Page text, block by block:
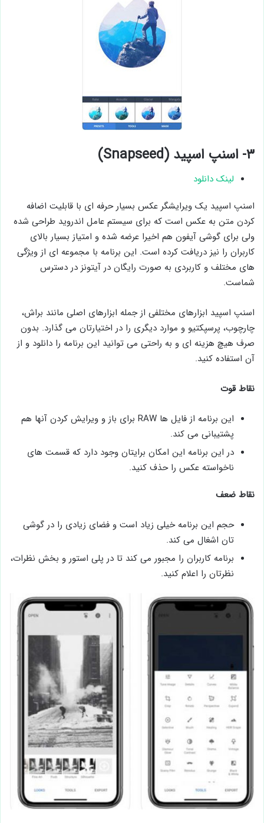
۳- اسنپ اسپید (Snapseed)
لینک دانلود
اسنپ اسپید یک ویرایشگر عکس بسیار حرفه ای با قابلیت اضافه
کردن متن به عکس است که برای سیستم عامل اندروید طراحی شده
ولی برای گوشی آیفون هم اخیرا عرضه شده و امتیاز بسیار بالای
کاربران را نیز دریافت کرده است. این برنامه با مجموعه ای از ویژگی
های مختلف و کاربردی به صورت رایگان در آیتونز در دسترس
شماست.
اسنپ اسپید ابزارهای مختلفی از جمله ابزارهای اصلی مانند براش،
چارچوب، پرسپکتیو و موارد دیگری را در اختیارتان می گذارد. بدون
صرف هیچ هزینه ای و به راحتی می توانید این برنامه را دانلود و از
آن استفاده کنید.
نقاط قوت
این برنامه از فایل ها RAW برای باز و ویرایش کردن آنها هم
پشتیبانی می کند.
در این برنامه این امکان برایتان وجود دارد که قسمت های
ناخواسته عکس را حذف کنید.
نقاط ضعف
حجم این برنامه خیلی زیاد است و فضای زیادی را در گوشی
تان اشغال می کند.
برنامه کاربران را مجبور می کند تا در پلی استور و بخش نظرات،
نظرتان را اعلام کنید.